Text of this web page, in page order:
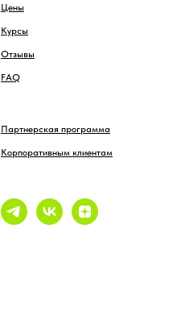
Цены
Курсы
Отзывы
FAQ
Партнерская программа
Корпоративным клиентам